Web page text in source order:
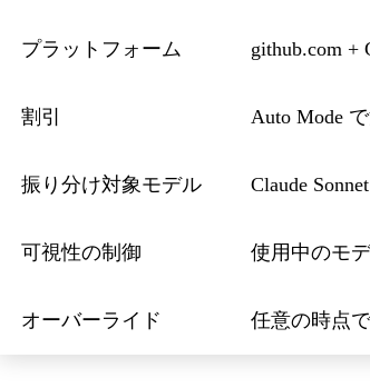
プラットフォーム github.com +
割引 Auto Mode
振り分け対象モデル Claude
可視性の制御 使用中のモ
オーバーライド 任意の時点